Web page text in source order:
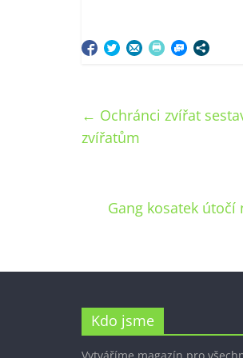
← Ochránci zvířat
zvířatům
Gang kosatek
Kdo jsme